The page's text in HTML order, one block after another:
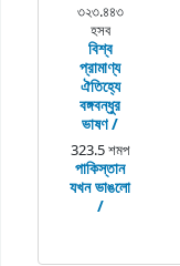
৩২৩.৪৪৩
হসব
বিশ্ব
প্রামাণ্য
ঐতিহ্যে
বঙ্গবন্ধুর
ভাষণ /
323.5 শমপ
পাকিস্তান
যখন ভাঙলো
/